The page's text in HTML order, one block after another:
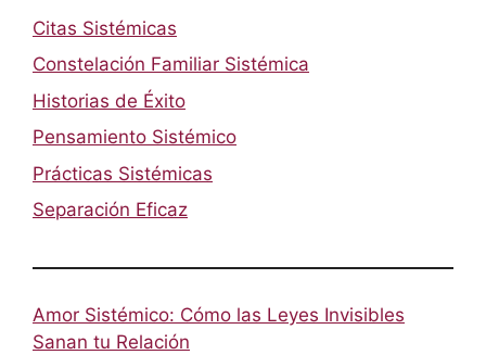
Citas Sistémicas
Constelación Familiar Sistémica
Historias de Éxito
Pensamiento Sistémico
Prácticas Sistémicas
Separación Eficaz
Amor Sistémico: Cómo las Leyes Invisibles
Sanan tu Relación